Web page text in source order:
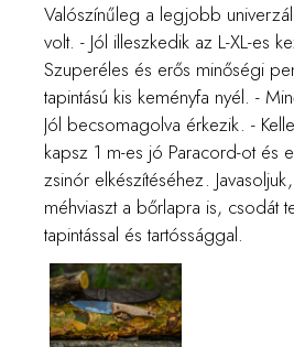
Valószínűleg a legjobb
volt. - Jól illeszkedik az L-XL-es
Szuperéles és erős minőségi
tapintású kis keményfa nyél. -
Jól becsomagolva érkezik. -
kapsz 1 m-es jó Paracord-ot és
zsinór elkészítéséhez.
méhviaszt a bőrlapra is, csodát
tapintással és tartóssággal.